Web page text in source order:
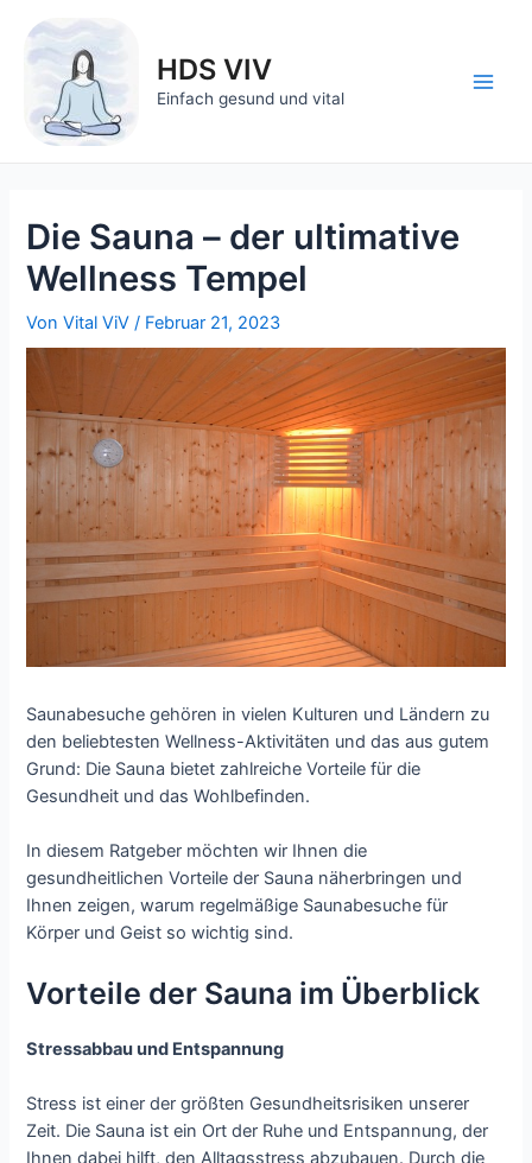
Inhalt
springen
HDS VIV
Einfach gesund und vital
Die Sauna – der ultimative
Wellness Tempel
VonVital ViV / Februar 21, 2023
Saunabesuche gehören in vielen Kulturen und Ländern zu
den beliebtesten Wellness-Aktivitäten und das aus gutem
Grund: Die Sauna bietet zahlreiche Vorteile für die
Gesundheit und das Wohlbefinden.
In diesem Ratgeber möchten wir Ihnen die
gesundheitlichen Vorteile der Sauna näherbringen und
Ihnen zeigen, warum regelmäßige Saunabesuche für
Körper und Geist so wichtig sind.
Vorteile der Sauna im Überblick
Stressabbau und Entspannung
Stress ist einer der größten Gesundheitsrisiken unserer
Zeit. Die Sauna ist ein Ort der Ruhe und Entspannung, der
Ihnen dabei hilft, den Alltagsstress abzubauen. Durch die